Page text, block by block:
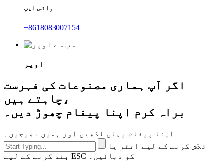
واٹس ایپ
+8618083007154
اوپر
اگر آپ ہماری مصنوعات کی فہرست
چاہتے ہیں،
براہ کرم اپنا پیغام چھوڑ دیں۔
اپنا پیغام یہاں لکھیں اور ہمیں بھیجیں۔
تلاش کرنے کے لیے انٹر یا
بند کرنے کے لیے ESC کو دبائیں۔